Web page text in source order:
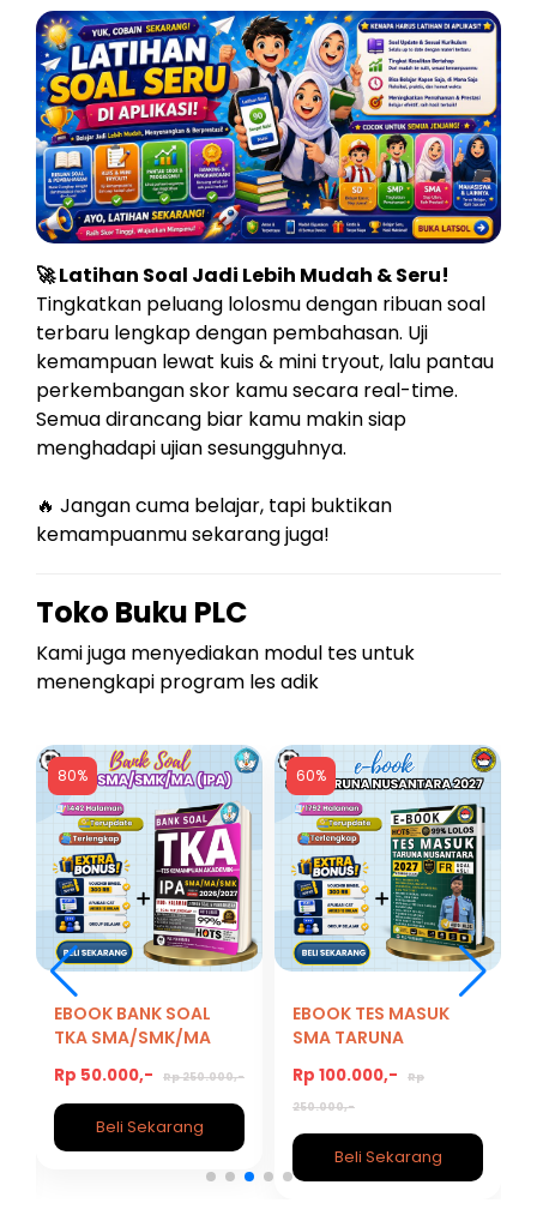
🚀 Latihan Soal Jadi Lebih Mudah & Seru!
Tingkatkan peluang lolosmu dengan ribuan soal
terbaru lengkap dengan pembahasan. Uji
kemampuan lewat kuis & mini tryout, lalu pantau
perkembangan skor kamu secara real-time.
Semua dirancang biar kamu makin siap
menghadapi ujian sesungguhnya.
🔥 Jangan cuma belajar, tapi buktikan
kemampuanmu sekarang juga!
Toko Buku PLC
Kami juga menyediakan modul tes untuk
menengkapi program les adik
80%
EBOOK BANK SOAL
TKA SMA/SMK/MA
Rp 50.000,- Rp 250.000,-
Beli Sekarang
60%
EBOOK TES MASUK
SMA TARUNA
Rp 100.000,-
Rp
250.000,-
Beli Sekarang